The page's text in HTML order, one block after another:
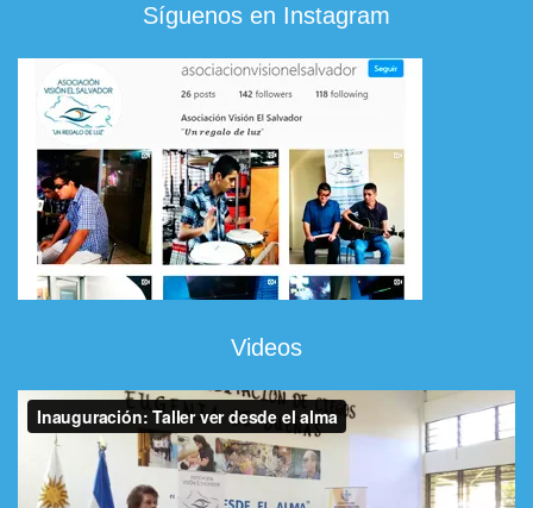
Síguenos en Instagram
Videos